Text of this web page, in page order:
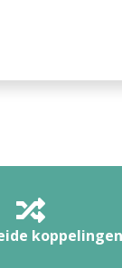
koppelingen